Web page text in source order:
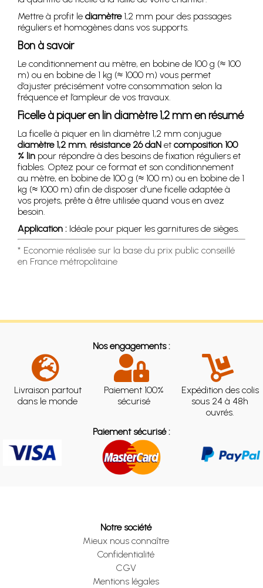
Mettre à profit le diamètre1,2 mm pour des passages
réguliers et homogènes dans vos supports.
Bon à savoir
Le conditionnement au mètre, en bobine de 100 g (≈ 100
m) ou en bobine de 1 kg (≈ 1000 m) vous permet
d’ajuster précisément votre consommation selon la
fréquence et l’ampleur de vos travaux.
Ficelle à piquer en lin diamètre 1,2 mm en résumé
La ficelle à piquer en lin diamètre 1,2 mm conjugue
diamètre 1,2 mm, résistance 26 daN et composition 100
% lin pour répondre à des besoins de fixation réguliers et
fiables. Optez pour ce format et son conditionnement
au mètre, en bobine de 100 g (≈ 100 m) ou en bobine de 1
kg (≈ 1000 m) afin de disposer d’une ficelle adaptée à
vos projets, prête à être utilisée quand vous en avez
besoin.
Application : Idéale pour piquer les garnitures de sièges.
* Economie réalisée sur la base du prix public conseillé
en France métropolitaine
Nos engagements :
Livraison partout
dans le monde
Paiement 100%
sécurisé
Expédition des colis
sous 24 à 48h
ouvrés.
Paiement sécurisé :
Notre société
Mieux nous connaître
Confidentialité
CGV
Mentions légales